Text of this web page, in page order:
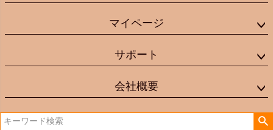
マイページ
サポート
会社概要